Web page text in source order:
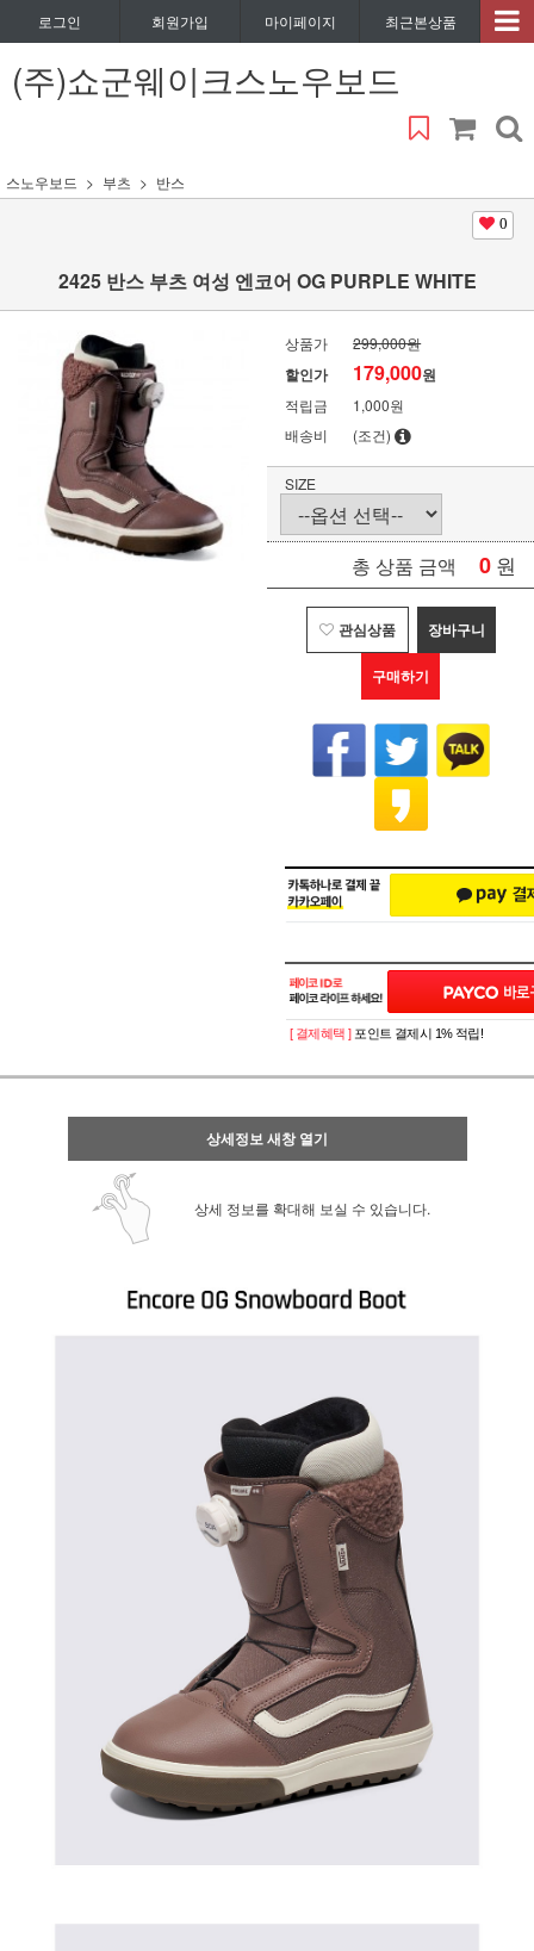
로그인 회원가입 마이페이지 최근본상품
(주)쇼군웨이크스노우보드
스노우보드 부츠 반스
0
2425 반스 부츠 여성 엔코어 OG PURPLE WHITE
상품가 299,000원
할인가 179,000원
적립금
1,000원
배송비
(조건)
SIZE
총 상품 금액 0 원
관심상품 장바구니
구매하기
페이코 ID로 페
[ 결제혜택 ] 포인트 결제시 1% 적립!
상세정보 새창 열기
상세 정보를 확대해 보실 수 있습니다.